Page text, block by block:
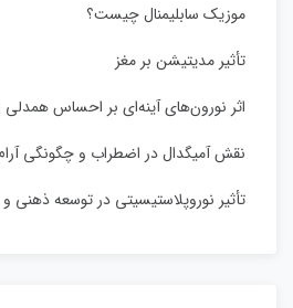
موزیک سابلیمنال چیست؟
تأثیر مدیتیشن بر مغز
اثر نورون‌های آینه‌ای بر احساس
نقش آمیگدال در اضطراب و چگونگی
تأثیر نوروپلاستیسیتی در توسعه ذهنی